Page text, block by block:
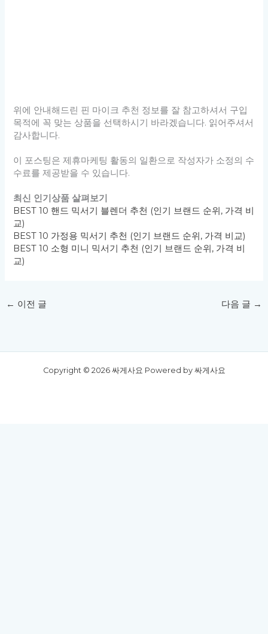
위에 안내해드린 핀 마이크 추천 정보를 잘 참고하셔서 구입
목적에 꼭 맞는 상품을 선택하시기 바라겠습니다. 읽어주셔서
감사합니다.
이 포스팅은 제휴마케팅 활동의 일환으로 작성자가 소정의 수
수료를 제공받을 수 있습니다.
최신 인기상품 살펴보기
BEST 10 핸드 믹서기 블렌더 추천 (인기 브랜드 순위, 가격 비
교)
BEST 10 가정용 믹서기 추천 (인기 브랜드 순위, 가격 비교)
BEST 10 소형 미니 믹서기 추천 (인기 브랜드 순위, 가격 비
교)
← 이전 글 다음 글 →
Copyright © 2026 싸게사요 Powered by 싸게사요